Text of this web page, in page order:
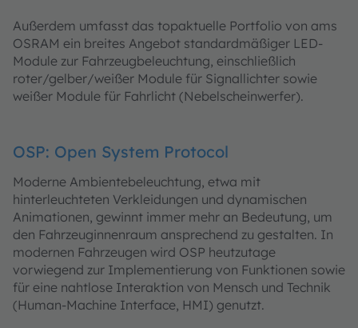
Außerdem umfasst das topaktuelle Portfolio von ams
OSRAM ein breites Angebot standardmäßiger LED-
Module zur Fahrzeugbeleuchtung, einschließlich
roter/gelber/weißer Module für Signallichter sowie
weißer Module für Fahrlicht (Nebelscheinwerfer).
OSP: Open System Protocol
Moderne Ambientebeleuchtung, etwa mit
hinterleuchteten Verkleidungen und dynamischen
Animationen, gewinnt immer mehr an Bedeutung, um
den Fahrzeuginnenraum ansprechend zu gestalten. In
modernen Fahrzeugen wird OSP heutzutage
vorwiegend zur Implementierung von Funktionen sowie
für eine nahtlose Interaktion von Mensch und Technik
(Human-Machine Interface, HMI) genutzt.